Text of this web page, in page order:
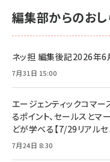
編集部からのおし
ネッ担 編集後記2026年6
7月31日 15:00
エージェンティックコマ
るポイント、セールスと
どが学べる【7/29リアルセ
7月24日 8:30